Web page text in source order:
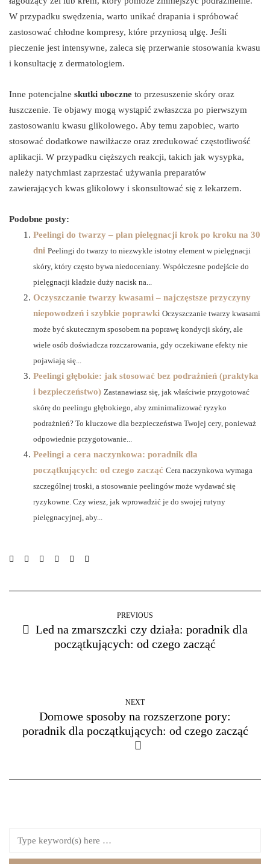
W przypadku swędzenia, warto unikać drapania i spróbować
zastosować chłodne kompresy, które przyniosą ulgę. Jeśli
pieczenie jest intensywne, zaleca się przerwanie stosowania kwasu
i konsultację z dermatologiem.
Inne potencjalne skutki uboczne to przesuszenie skóry oraz
łuszczenie. Te objawy mogą wystąpić zwłaszcza po pierwszym
zastosowaniu kwasu glikolowego. Aby temu zapobiec, warto
stosować dodatkowe nawilżacze oraz zredukować częstotliwość
aplikacji. W przypadku cięższych reakcji, takich jak wysypka,
należy natychmiast zaprzestać używania preparatów
zawierających kwas glikolowy i skonsultować się z lekarzem.
Podobne posty:
Peelingi do twarzy – plan pielęgnacji krok po kroku na 30
dni Peelingi do twarzy to niezwykle istotny element w pielęgnacji
skóry, który często bywa niedoceniany. Współczesne podejście do
pielęgnacji kładzie duży nacisk na...
Oczyszczanie twarzy kwasami – najczęstsze przyczyny
niepowodzeń i szybkie poprawki Oczyszczanie twarzy kwasami
może być skutecznym sposobem na poprawę kondycji skóry, ale
wiele osób doświadcza rozczarowania, gdy oczekiwane efekty nie
pojawiają się...
Peelingi głębokie: jak stosować bez podrażnień (praktyka
i bezpieczeństwo) Zastanawiasz się, jak właściwie przygotować
skórę do peelingu głębokiego, aby zminimalizować ryzyko
podrażnień? To kluczowe dla bezpieczeństwa Twojej cery, ponieważ
odpowiednie przygotowanie...
Peelingi a cera naczynkowa: poradnik dla
początkujących: od czego zacząć Cera naczynkowa wymaga
szczególnej troski, a stosowanie peelingów może wydawać się
ryzykowne. Czy wiesz, jak wprowadzić je do swojej rutyny
pielęgnacyjnej, aby...
PREVIOUS
Led na zmarszczki czy działa: poradnik dla
początkujących: od czego zacząć
NEXT
Domowe sposoby na rozszerzone pory:
poradnik dla początkujących: od czego zacząć